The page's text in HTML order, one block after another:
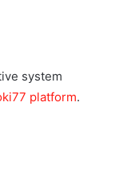
system
platform.